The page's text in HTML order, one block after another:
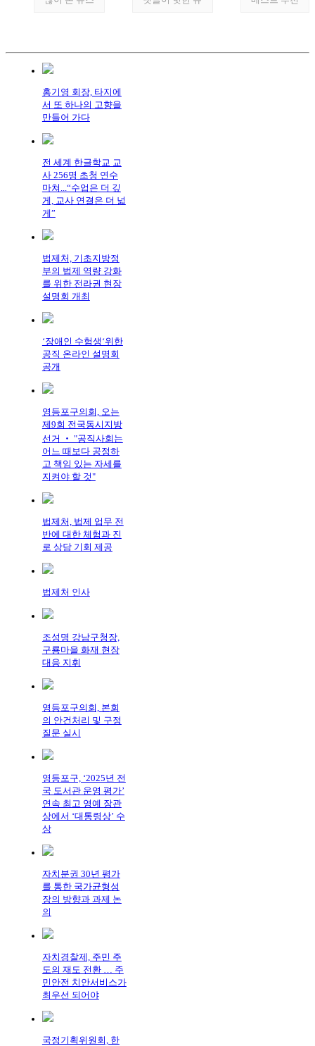
홍기영 회장, 타지에
서 또 하나의 고향을
만들어 가다
전 세계 한글학교 교
사 256명 초청 연수
마쳐...“수업은 더 깊
게, 교사 연결은 더 넓
게”
법제처, 기초지방정
부의 법제 역량 강화
를 위한 전라권 현장
설명회 개최
‘장애인 수험생‘위한
공직 온라인 설명회
공개
영등포구의회, 오는
제9회 전국동시지방
선거 ‧ "공직사회는
어느 때보다 공정하
고 책임 있는 자세를
지켜야 할 것"
법제처, 법제 업무 전
반에 대한 체험과 진
로 상담 기회 제공
법제처 인사
조성명 강남구청장,
구룡마을 화재 현장
대응 지휘
영등포구의회, 본회
의 안건처리 및 구정
질문 실시
영등포구, ‘2025년 전
국 도서관 운영 평가’
연속 최고 영예 장관
상에서 ‘대통령상’ 수
상
자치분권 30년 평가
를 통한 국가균형성
장의 방향과 과제 논
의
자치경찰제, 주민 주
도의 재도 전환 … 주
민안전 치안서비스가
최우선 되어야
국정기획위원회, 한